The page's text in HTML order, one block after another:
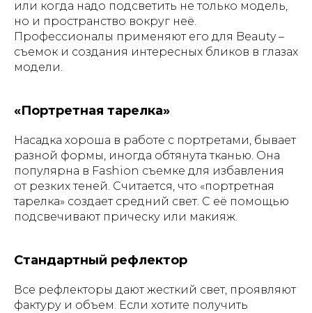
или когда надо подсветить не только модель,
но и пространство вокруг неё.
Профессионалы применяют его для Beauty –
съемок и создания интересных бликов в глазах
модели.
«Портретная тарелка»
Насадка хороша в работе с портретами, бывает
разной формы, иногда обтянута тканью. Она
популярна в Fashion съемке для избавления
от резких теней. Считается, что «портретная
тарелка» создает средний свет. С её помощью
подсвечивают прическу или макияж.
Стандартный рефлектор
Все рефлекторы дают жесткий свет, проявляют
фактуру и объем. Если хотите получить